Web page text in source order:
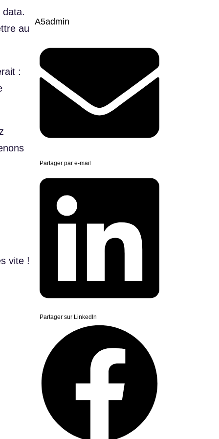
data.
au
:
vite !
A5admin
Partager par e-mail
Partager sur LinkedIn